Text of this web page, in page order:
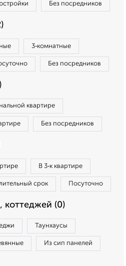
Без посредников
3‑комнатные
Без посредников
квартире
Без посредников
В 3‑к квартире
срок Посуточно
коттеджей (0)
Таунхаусы
Из сип панелей